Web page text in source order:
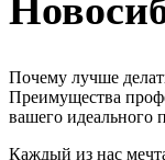
Почему лучше
Преимущества
вашего идеального
Каждый из нас